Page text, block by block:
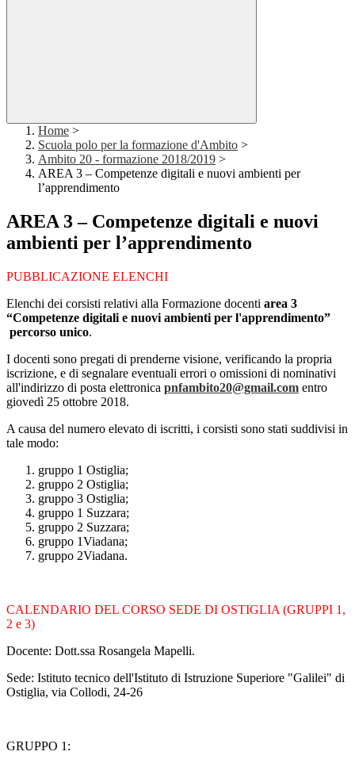
Home >
Scuola polo per la formazione d'Ambito >
Ambito 20 - formazione 2018/2019 >
AREA 3 – Competenze digitali e nuovi ambienti per
l’apprendimento
AREA 3 – Competenze digitali e nuovi
ambienti per l’apprendimento
PUBBLICAZIONE ELENCHI
Elenchi dei corsisti relativi alla Formazione docenti area 3
“Competenze digitali e nuovi ambienti per l'apprendimento”
percorso unico.
I docenti sono pregati di prenderne visione, verificando la propria
iscrizione, e di segnalare eventuali errori o omissioni di nominativi
all'indirizzo di posta elettronica pnfambito20@gmail.com entro
giovedì 25 ottobre 2018.
A causa del numero elevato di iscritti, i corsisti sono stati suddivisi in
tale modo:
gruppo 1 Ostiglia;
gruppo 2 Ostiglia;
gruppo 3 Ostiglia;
gruppo 1 Suzzara;
gruppo 2 Suzzara;
gruppo 1Viadana;
gruppo 2Viadana.
CALENDARIO DEL CORSO SEDE DI OSTIGLIA (GRUPPI 1,
2 e 3)
Docente: Dott.ssa Rosangela Mapelli.
Sede: Istituto tecnico dell'Istituto di Istruzione Superiore "Galilei" di
Ostiglia, via Collodi, 24-26
GRUPPO 1: